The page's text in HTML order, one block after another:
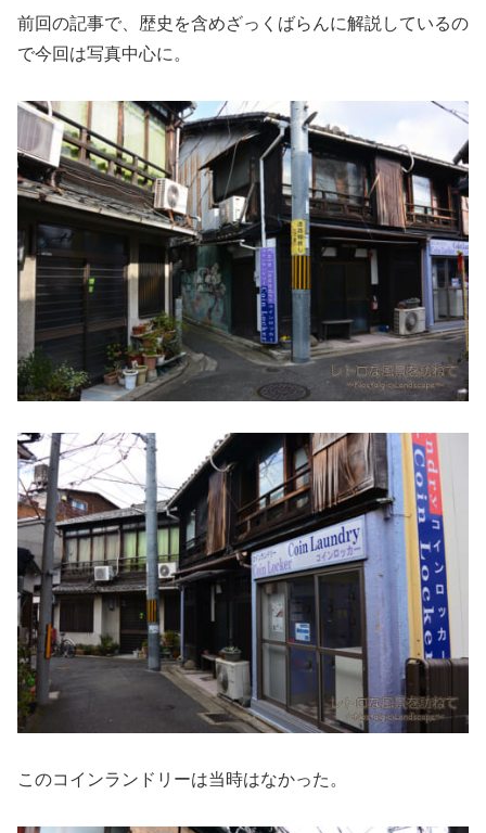
前回の記事で、歴史を含めざっくばらんに解説しているの
で今回は写真中心に。
このコインランドリーは当時はなかった。